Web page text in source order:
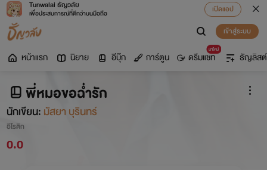
Tunwalai ธัญวลัย
เพื่อประสบการณ์ที่ดีกว่าบนมือถือ
เปิดแอป
เข้าสู่ระบบ
หน้าแรก นิยาย อีบุ๊ก การ์ตูน
มาใหม่
ดรีมแชท ธัญลิสต์
พี่หมอขอฉ่ำรัก
นักเขียน: มัสยา บุรินทร์
อีโรติก
0.0